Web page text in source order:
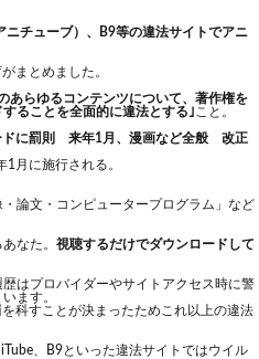
ニチューブ）、B9等の違法サイトでアニ
まとめました。
あらゆるコンテンツについて、著作権を
ることを全面的に違法とする｣ こと。
ドに罰則 来年1月、漫画など全般 改正
月に施行される。
論文・コンピュータープログラム」など
なた。 視聴するだけでダウンロードして
はプロバイダーやサイトアクセス時に警
ます。
科すことが決まったためこれ以上の違法
、B9といった違法サイトではウイル